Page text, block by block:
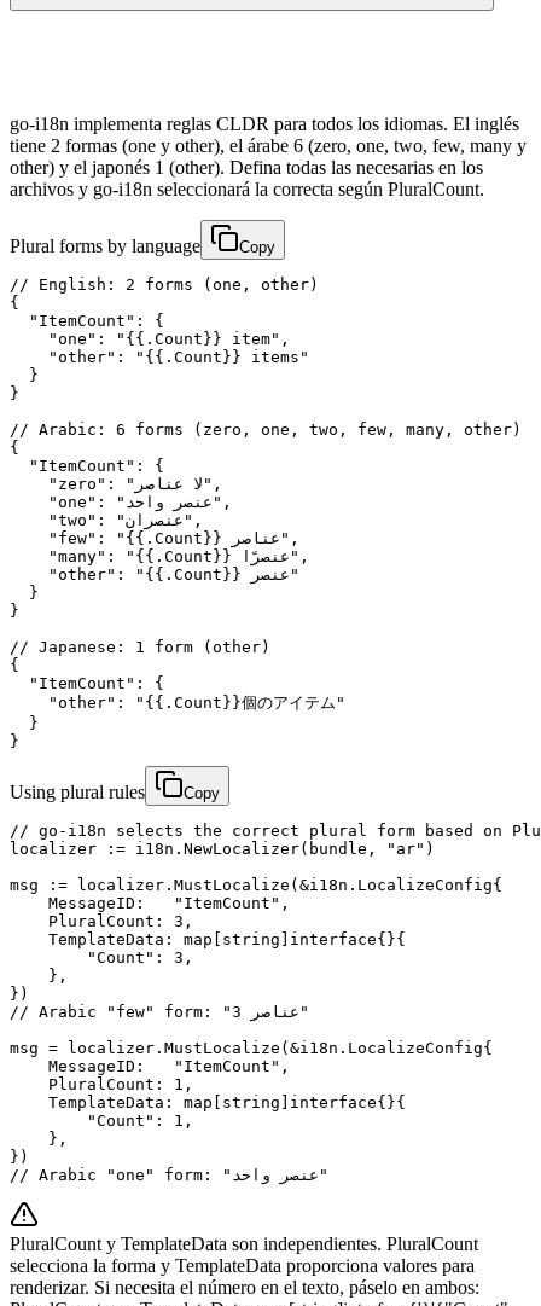
go-i18n implementa reglas CLDR para todos los idiomas. El inglés
tiene 2 formas (one y other), el árabe 6 (zero, one, two, few, many y
other) y el japonés 1 (other). Defina todas las necesarias en los
archivos y go-i18n seleccionará la correcta según PluralCount.
Plural forms by language Copy
// English: 2 forms (one, other)
{
  "ItemCount": {
    "one": "{{.Count}} item",
    "other": "{{.Count}} items"
  }
}
// Arabic: 6 forms (zero, one, two, few, many, other)
{
  "ItemCount": {
    "zero": "لا عناصر",
    "one": "عنصر واحد",
    "two": "عنصران",
    "few": "{{.Count}} عناصر",
    "many": "{{.Count}} عنصرًا",
    "other": "{{.Count}} عنصر"
  }
}
// Japanese: 1 form (other)
{
  "ItemCount": {
    "other": "{{.Count}}個のアイテム"
  }
}
Using plural rules Copy
// go-i18n selects the correct plural form based on
localizer := i18n.NewLocalizer(bundle, "ar")
msg := localizer.MustLocalize(&i18n.LocalizeConfig{
    MessageID:   "ItemCount",
    PluralCount: 3,
    TemplateData: map[string]interface{}{
        "Count": 3,
    },
})
// Arabic "few" form: "3 عناصر"
msg = localizer.MustLocalize(&i18n.LocalizeConfig{
    MessageID:   "ItemCount",
    PluralCount: 1,
    TemplateData: map[string]interface{}{
        "Count": 1,
    },
})
// Arabic "one" form: "عنصر واحد"
PluralCount y TemplateData son independientes. PluralCount
selecciona la forma y TemplateData proporciona valores para
renderizar. Si necesita el número en el texto, páselo en ambos: